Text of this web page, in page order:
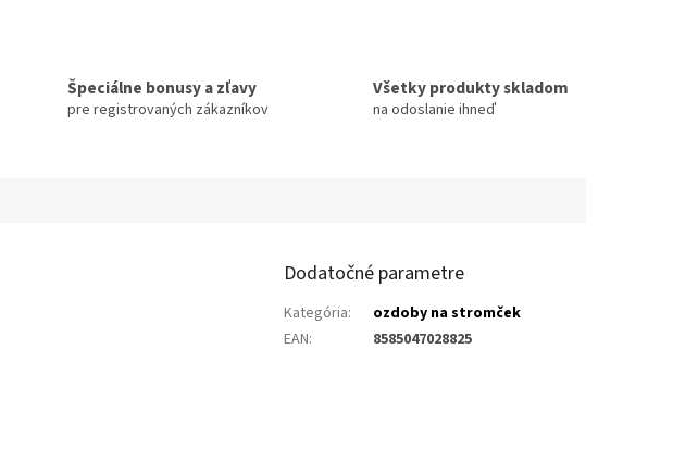
Špeciálne bonusy a zľavy
pre registrovaných zákazníkov
Všetky produkty skladom
na odoslanie ihneď
Dodatočné parametre
Kategória:
ozdoby na stromček
EAN: 8585047028825